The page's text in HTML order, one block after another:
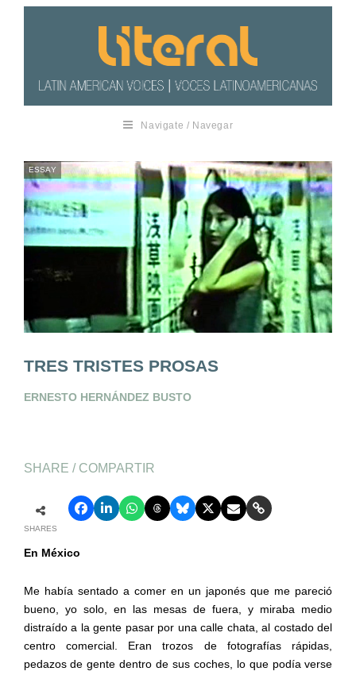
Navigate / Navegar
ESSAY
TRES TRISTES PROSAS
ERNESTO HERNÁNDEZ BUSTO
SHARE / COMPARTIR
SHARES
En México
Me había sentado a comer en un japonés que me pareció
bueno, yo solo, en las mesas de fuera, y miraba medio
distraído a la gente pasar por una calle chata, al costado del
centro comercial. Eran trozos de fotografías rápidas,
pedazos de gente dentro de sus coches, lo que podía verse